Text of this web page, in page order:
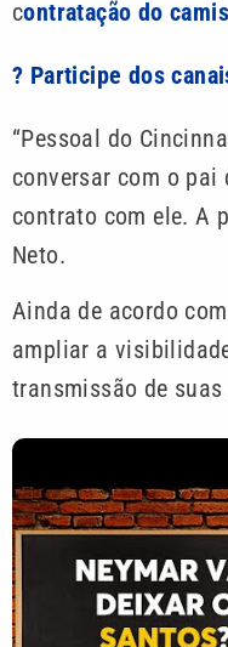
contratação do
? Participe dos
“Pessoal do
conversar com o pai
contrato com ele. A
Neto.
Ainda de acordo
ampliar a
transmissão de